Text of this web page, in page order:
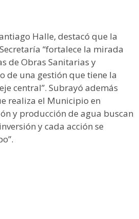
Halle, destacó que la
“fortalece la mirada
de Obras Sanitarias y
de una gestión que tiene la
central”. Subrayó además
realiza el Municipio en
y producción de agua buscan
y cada acción se